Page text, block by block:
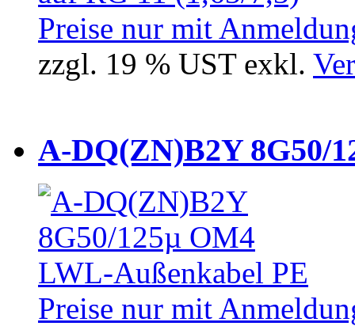
Preise nur mit
zzgl. 19 % UST exkl.
A-DQ(ZN)B2Y 8G50/
Preise nur mit